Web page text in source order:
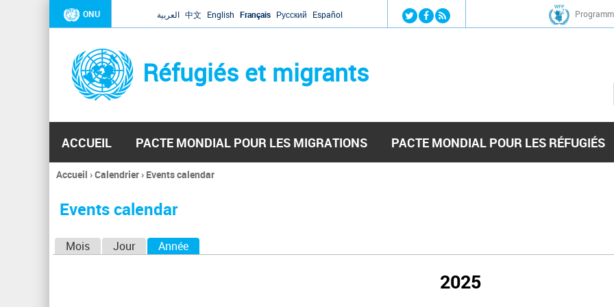
Jump to navigation
ONU العربية 中文 English Français Русский Español
Réfugiés et migrants
ACCUEIL PACTE MONDIAL POUR LES MIGRATIONS PACTE MONDIAL POUR LES RÉFUGIÉS
Vous
ici
Accueil ›Calendrier› Events calendar
Events calendar
Mois Jour Année
2025